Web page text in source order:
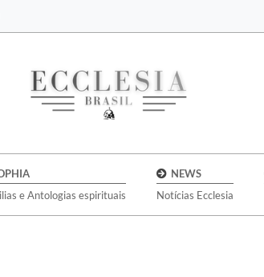
BYBLOS
e Antologias espirituais
NEWS
Notícias Ecclesia